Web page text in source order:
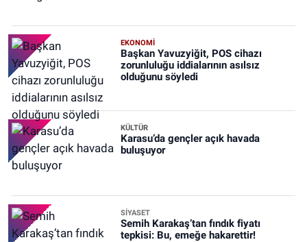
EKONOMİ
Başkan Yavuzyiğit, POS cihazı
zorunluluğu iddialarının asılsız
olduğunu söyledi
KÜLTÜR
Karasu’da gençler açık havada
buluşuyor
SİYASET
Semih Karakaş’tan fındık fiyatı
tepkisi: Bu, emeğe hakarettir!